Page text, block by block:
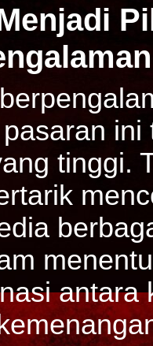
tinggi.
antara